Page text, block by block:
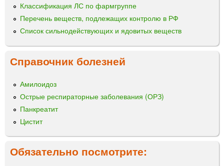
Классификация ЛС по фармгруппе
Перечень веществ, подлежащих контролю в РФ
Список сильнодействующих и ядовитых веществ
Справочник болезней
Амилоидоз
Острые респираторные заболевания (ОРЗ)
Панкреатит
Цистит
Обязательно посмотрите: